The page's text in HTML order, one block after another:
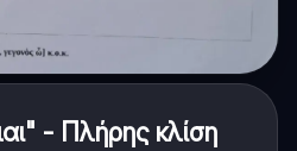
- Πλήρης κλίση